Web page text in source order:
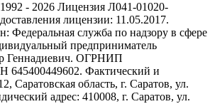
- 2026 Лицензия Л041-01020-
лицензии: 11.05.2017.
Федеральная служба по надзору в сфере
предприниматель
Геннадиевич. ОГРНИП
645400449602. Фактический и
Саратовская область, г. Саратов, ул.
адрес: 410008, г. Саратов, ул.